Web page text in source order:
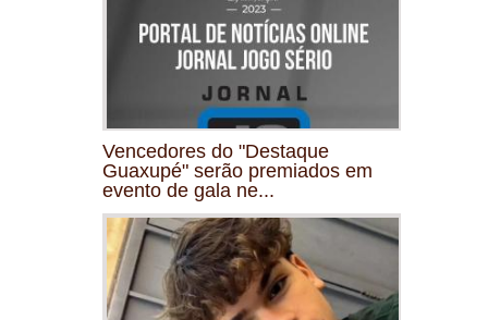
Vencedores do "Destaque
Guaxupé" serão premiados em
evento de gala ne...